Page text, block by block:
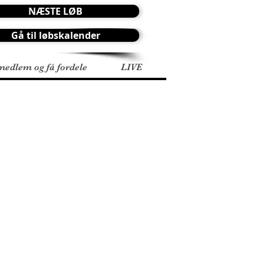
NÆSTE LØB
Gå til løbskalender
og få fordele LIVE